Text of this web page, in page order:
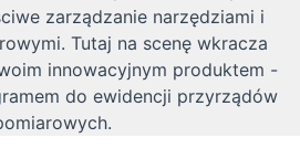
zarządzanie narzędziami i
Tutaj na scenę wkracza
innowacyjnym produktem -
do ewidencji przyrządów